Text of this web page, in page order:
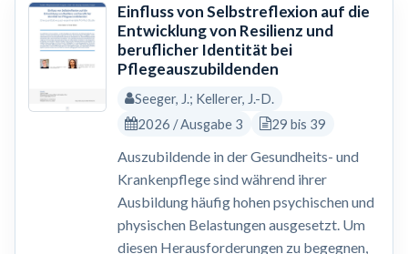
Einfluss von Selbstreflexion auf die
Entwicklung von Resilienz und
beruflicher Identität bei
Pflegeauszubildenden
Seeger, J.; Kellerer, J.-D.
2026 / Ausgabe 3
29 bis 39
Auszubildende in der Gesundheits- und
Krankenpflege sind während ihrer
Ausbildung häufig hohen psychischen und
physischen Belastungen ausgesetzt. Um
diesen Herausforderungen zu begegnen,